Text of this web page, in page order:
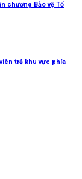
chương Bảo vệ Tổ
trẻ khu vực phía